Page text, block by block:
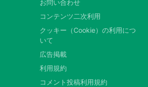
お問い合わせ
コンテンツ二次利用
クッキー（Cookie）の利用につ
いて
広告掲載
利用規約
コメント投稿利用規約